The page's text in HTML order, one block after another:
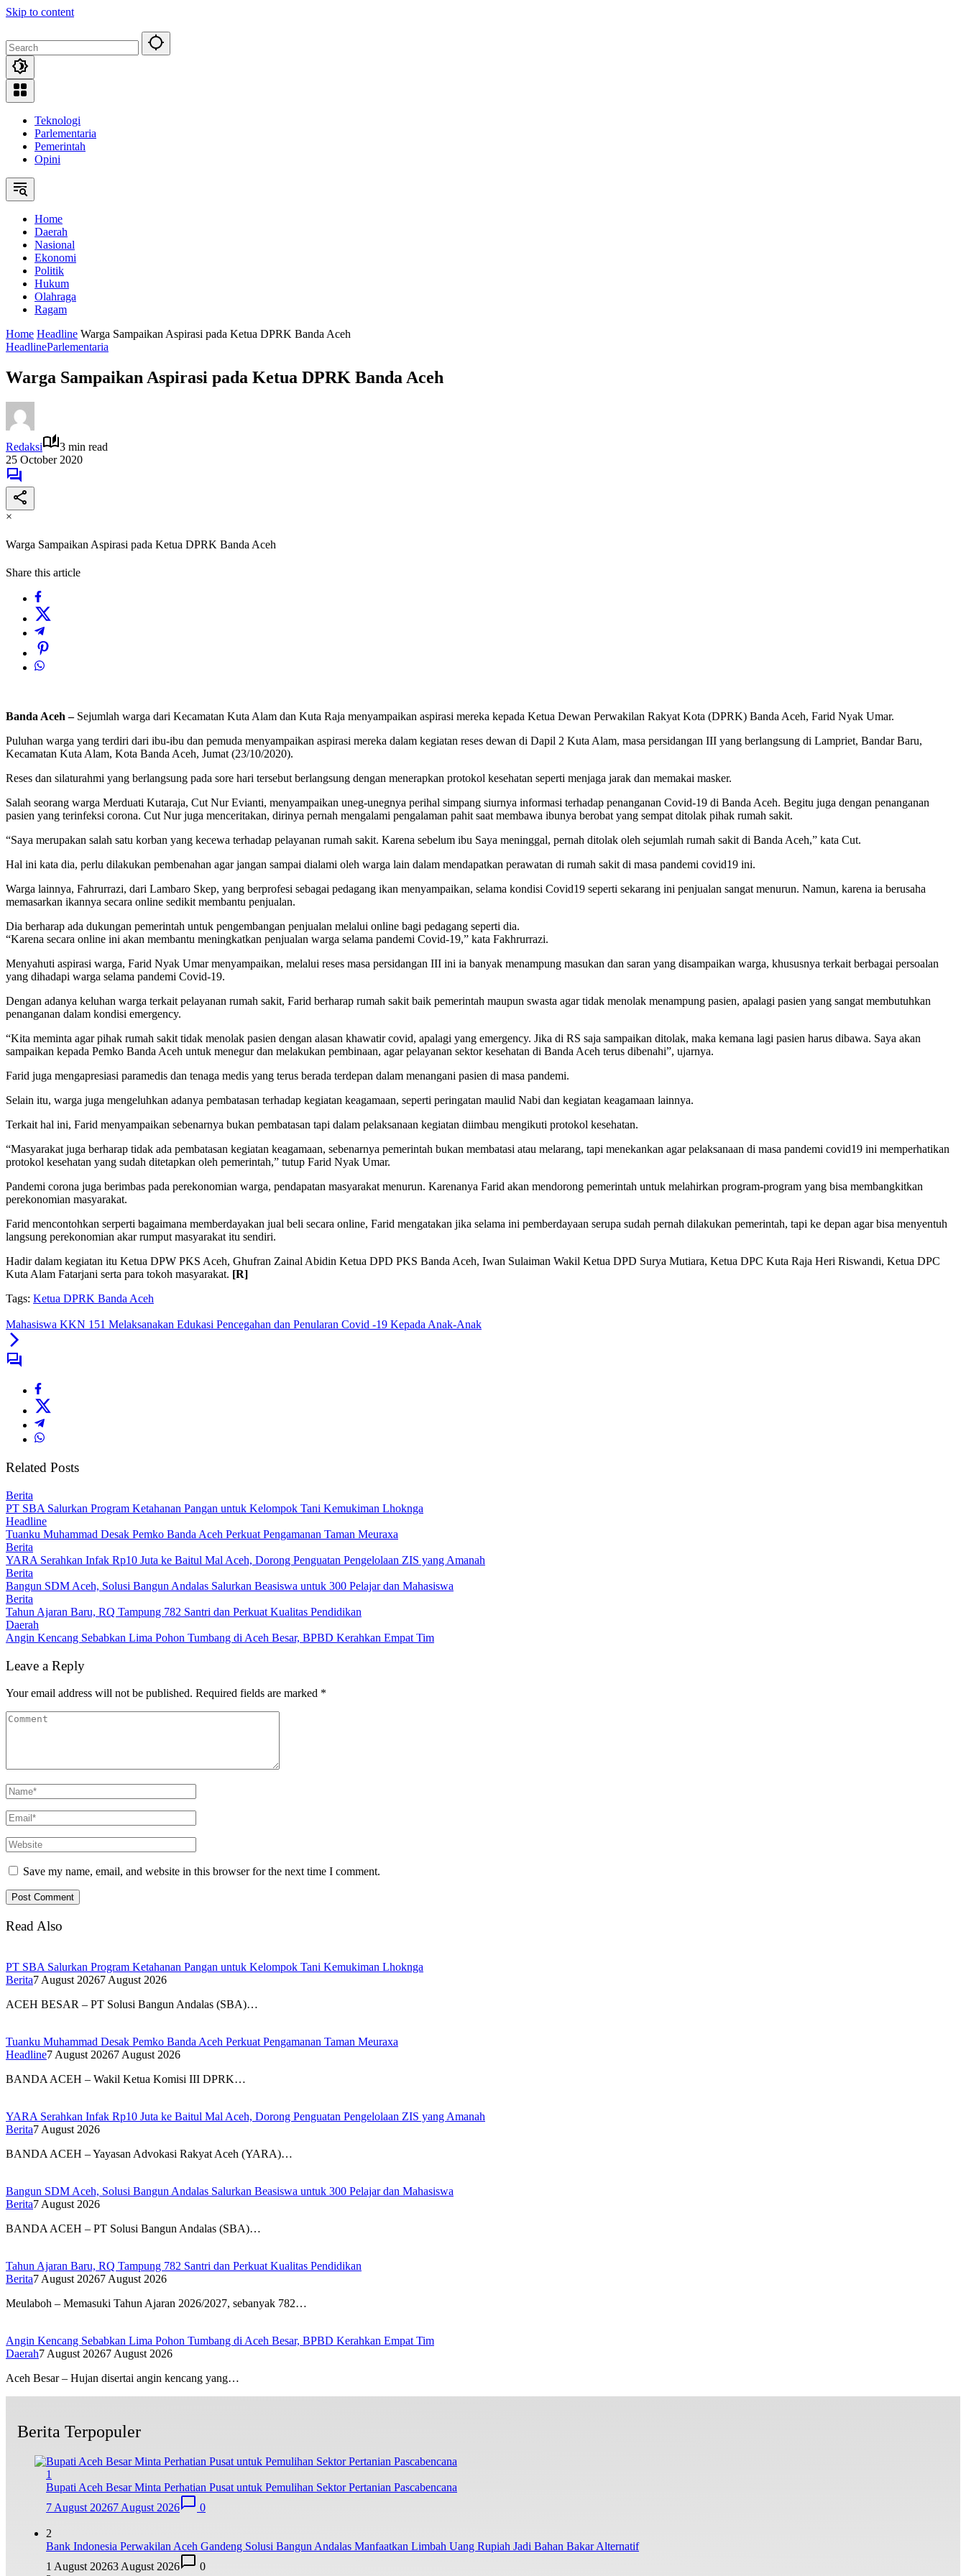
Skip to content
Teknologi
Parlementaria
Pemerintah
Opini
Home
Daerah
Nasional
Ekonomi
Politik
Hukum
Olahraga
Ragam
Home Headline Warga Sampaikan Aspirasi pada Ketua DPRK Banda Aceh
HeadlineParlementaria
Warga Sampaikan Aspirasi pada Ketua DPRK Banda Aceh
Redaksi
3 min read
25 October 2020
×
Warga Sampaikan Aspirasi pada Ketua DPRK Banda Aceh
Share this article
Banda Aceh –Sejumlah warga dari Kecamatan Kuta Alam dan Kuta Raja menyampaikan aspirasi mereka kepada Ketua Dewan Perwakilan Rakyat Kota (DPRK) Banda Aceh, Farid Nyak Umar.
Puluhan warga yang terdiri dari ibu-ibu dan pemuda menyampaikan aspirasi mereka dalam kegiatan reses dewan di Dapil 2 Kuta Alam, masa persidangan III yang berlangsung di Lampriet, Bandar Baru,
Kecamatan Kuta Alam, Kota Banda Aceh, Jumat (23/10/2020).
Reses dan silaturahmi yang berlangsung pada sore hari tersebut berlangsung dengan menerapkan protokol kesehatan seperti menjaga jarak dan memakai masker.
Salah seorang warga Merduati Kutaraja, Cut Nur Evianti, menyampaikan uneg-unegnya perihal simpang siurnya informasi terhadap penanganan Covid-19 di Banda Aceh. Begitu juga dengan penanganan
pasien yang terinfeksi corona. Cut Nur juga menceritakan, dirinya pernah mengalami pengalaman pahit saat membawa ibunya berobat yang sempat ditolak pihak rumah sakit.
“Saya merupakan salah satu korban yang kecewa terhadap pelayanan rumah sakit. Karena sebelum ibu Saya meninggal, pernah ditolak oleh sejumlah rumah sakit di Banda Aceh,” kata Cut.
Hal ini kata dia, perlu dilakukan pembenahan agar jangan sampai dialami oleh warga lain dalam mendapatkan perawatan di rumah sakit di masa pandemi covid19 ini.
Warga lainnya, Fahrurrazi, dari Lambaro Skep, yang berprofesi sebagai pedagang ikan menyampaikan, selama kondisi Covid19 seperti sekarang ini penjualan sangat menurun. Namun, karena ia berusaha
memasarkan ikannya secara online sedikit membantu penjualan.
Dia berharap ada dukungan pemerintah untuk pengembangan penjualan melalui online bagi pedagang seperti dia.
“Karena secara online ini akan membantu meningkatkan penjualan warga selama pandemi Covid-19,” kata Fakhrurrazi.
Menyahuti aspirasi warga, Farid Nyak Umar menyampaikan, melalui reses masa persidangan III ini ia banyak menampung masukan dan saran yang disampaikan warga, khususnya terkait berbagai persoalan
yang dihadapi warga selama pandemi Covid-19.
Dengan adanya keluhan warga terkait pelayanan rumah sakit, Farid berharap rumah sakit baik pemerintah maupun swasta agar tidak menolak menampung pasien, apalagi pasien yang sangat membutuhkan
penanganan dalam kondisi emergency.
“Kita meminta agar pihak rumah sakit tidak menolak pasien dengan alasan khawatir covid, apalagi yang emergency. Jika di RS saja sampaikan ditolak, maka kemana lagi pasien harus dibawa. Saya akan
sampaikan kepada Pemko Banda Aceh untuk menegur dan melakukan pembinaan, agar pelayanan sektor kesehatan di Banda Aceh terus dibenahi”, ujarnya.
Farid juga mengapresiasi paramedis dan tenaga medis yang terus berada terdepan dalam menangani pasien di masa pandemi.
Selain itu, warga juga mengeluhkan adanya pembatasan terhadap kegiatan keagamaan, seperti peringatan maulid Nabi dan kegiatan keagamaan lainnya.
Terkait hal ini, Farid menyampaikan sebenarnya bukan pembatasan tapi dalam pelaksanaan kegiatan diimbau mengikuti protokol kesehatan.
“Masyarakat juga berharap tidak ada pembatasan kegiatan keagamaan, sebenarnya pemerintah bukan membatasi atau melarang, tapi menekankan agar pelaksanaan di masa pandemi covid19 ini memperhatikan
protokol kesehatan yang sudah ditetapkan oleh pemerintah,” tutup Farid Nyak Umar.
Pandemi corona juga berimbas pada perekonomian warga, pendapatan masyarakat menurun. Karenanya Farid akan mendorong pemerintah untuk melahirkan program-program yang bisa membangkitkan
perekonomian masyarakat.
Farid mencontohkan serperti bagaimana memberdayakan jual beli secara online, Farid mengatakan jika selama ini pemberdayaan serupa sudah pernah dilakukan pemerintah, tapi ke depan agar bisa menyentuh
langsung perekonomian akar rumput masyarakat itu sendiri.
Hadir dalam kegiatan itu Ketua DPW PKS Aceh, Ghufran Zainal Abidin Ketua DPD PKS Banda Aceh, Iwan Sulaiman Wakil Ketua DPD Surya Mutiara, Ketua DPC Kuta Raja Heri Riswandi, Ketua DPC
Kuta Alam Fatarjani serta para tokoh masyarakat. [R]
Tags: Ketua DPRK Banda Aceh
Mahasiswa KKN 151 Melaksanakan Edukasi Pencegahan dan Penularan Covid -19 Kepada Anak-Anak
Related Posts
Berita
PT SBA Salurkan Program Ketahanan Pangan untuk Kelompok Tani Kemukiman Lhoknga
Headline
Tuanku Muhammad Desak Pemko Banda Aceh Perkuat Pengamanan Taman Meuraxa
Berita
YARA Serahkan Infak Rp10 Juta ke Baitul Mal Aceh, Dorong Penguatan Pengelolaan ZIS yang Amanah
Berita
Bangun SDM Aceh, Solusi Bangun Andalas Salurkan Beasiswa untuk 300 Pelajar dan Mahasiswa
Berita
Tahun Ajaran Baru, RQ Tampung 782 Santri dan Perkuat Kualitas Pendidikan
Daerah
Angin Kencang Sebabkan Lima Pohon Tumbang di Aceh Besar, BPBD Kerahkan Empat Tim
Leave a Reply
Your email address will not be published. Required fields are marked *
Save my name, email, and website in this browser for the next time I comment.
Read Also
PT SBA Salurkan Program Ketahanan Pangan untuk Kelompok Tani Kemukiman Lhoknga
Berita7 August 20267 August 2026
ACEH BESAR – PT Solusi Bangun Andalas (SBA)…
Tuanku Muhammad Desak Pemko Banda Aceh Perkuat Pengamanan Taman Meuraxa
Headline7 August 20267 August 2026
BANDA ACEH – Wakil Ketua Komisi III DPRK…
YARA Serahkan Infak Rp10 Juta ke Baitul Mal Aceh, Dorong Penguatan Pengelolaan ZIS yang Amanah
Berita7 August 2026
BANDA ACEH – Yayasan Advokasi Rakyat Aceh (YARA)…
Bangun SDM Aceh, Solusi Bangun Andalas Salurkan Beasiswa untuk 300 Pelajar dan Mahasiswa
Berita7 August 2026
BANDA ACEH – PT Solusi Bangun Andalas (SBA)…
Tahun Ajaran Baru, RQ Tampung 782 Santri dan Perkuat Kualitas Pendidikan
Berita7 August 20267 August 2026
Meulaboh – Memasuki Tahun Ajaran 2026/2027, sebanyak 782…
Angin Kencang Sebabkan Lima Pohon Tumbang di Aceh Besar, BPBD Kerahkan Empat Tim
Daerah7 August 20267 August 2026
Aceh Besar – Hujan disertai angin kencang yang…
Berita Terpopuler
1
Bupati Aceh Besar Minta Perhatian Pusat untuk Pemulihan Sektor Pertanian Pascabencana
7 August 20267 August 2026 0
2
Bank Indonesia Perwakilan Aceh Gandeng Solusi Bangun Andalas Manfaatkan Limbah Uang Rupiah Jadi Bahan Bakar Alternatif
1 August 20263 August 2026
0